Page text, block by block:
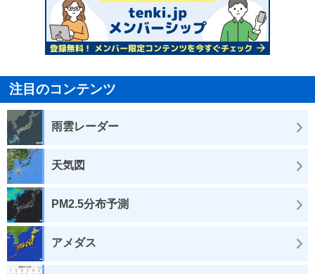
注目のコンテンツ
雨雲レーダー
天気図
PM2.5分布予測
アメダス